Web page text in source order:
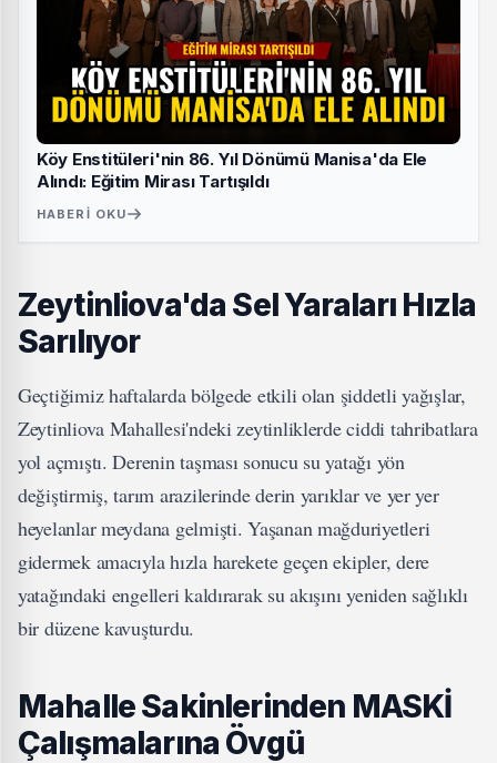
Köy Enstitüleri'nin 86. Yıl Dönümü Manisa'da Ele
Alındı: Eğitim Mirası Tartışıldı
HABERI OKU
Zeytinliova'da Sel Yaraları Hızla
Sarılıyor
Geçtiğimiz haftalarda bölgede etkili olan şiddetli yağışlar,
Zeytinliova Mahallesi'ndeki zeytinliklerde ciddi tahribatlara
yol açmıştı. Derenin taşması sonucu su yatağı yön
değiştirmiş, tarım arazilerinde derin yarıklar ve yer yer
heyelanlar meydana gelmişti. Yaşanan mağduriyetleri
gidermek amacıyla hızla harekete geçen ekipler, dere
yatağındaki engelleri kaldırarak su akışını yeniden sağlıklı
bir düzene kavuşturdu.
Mahalle Sakinlerinden MASKİ
Çalışmalarına Övgü